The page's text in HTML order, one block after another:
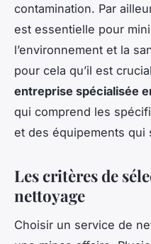
contamination. Par
est essentielle pour
l’environnement et la
pour cela qu’il est
entreprise spécialisée
qui comprend les
et des équipements qui
Les critères de
nettoyage
Choisir un service de